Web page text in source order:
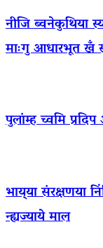
नीजि ब्वनेकुथिया
माःगु आधारभूत खँ
पुलांम्ह च्वमि
भाय्‌या संरक्षणया
न्ह्यज्याये माल